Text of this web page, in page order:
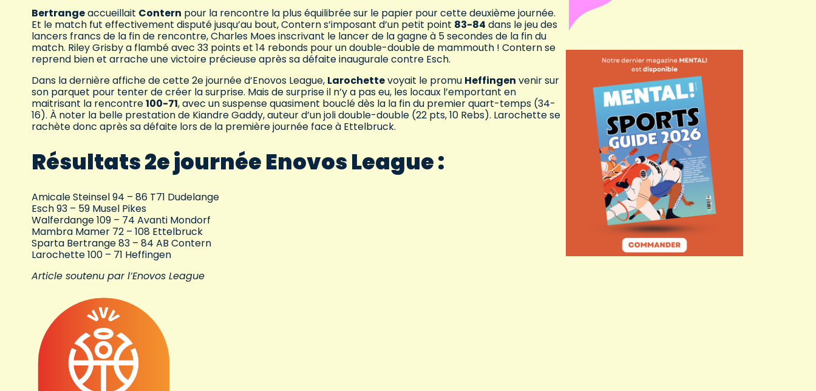
Bertrangeaccueillait Contern pour la rencontre la plus équilibrée sur le papier pour cette deuxième journée.
Et le match fut effectivement disputé jusqu’au bout, Contern s’imposant d’un petit point 83-84 dans le jeu des
lancers francs de la fin de rencontre, Charles Moes inscrivant le lancer de la gagne à 5 secondes de la fin du
match. Riley Grisby a flambé avec 33 points et 14 rebonds pour un double-double de mammouth ! Contern se
reprend bien et arrache une victoire précieuse après sa défaite inaugurale contre Esch.
Dans la dernière affiche de cette 2e journée d’Enovos League, Larochettevoyait le promu Heffingen venir sur
son parquet pour tenter de créer la surprise. Mais de surprise il n’y a pas eu, les locaux l’emportant en
maitrisant la rencontre100-71, avec un suspense quasiment bouclé dès la la fin du premier quart-temps (34-
16). À noter la belle prestation de Kiandre Gaddy, auteur d’un joli double-double (22 pts, 10 Rebs). Larochette se
rachète donc après sa défaite lors de la première journée face à Ettelbruck.
Résultats 2e journée Enovos League :
Amicale Steinsel 94 – 86 T71 Dudelange
Esch 93 – 59 Musel Pikes
Walferdange 109 – 74 Avanti Mondorf
Mambra Mamer 72 – 108 Ettelbruck
Sparta Bertrange 83 – 84 AB Contern
Larochette 100 – 71 Heffingen
Article soutenu par l’Enovos League